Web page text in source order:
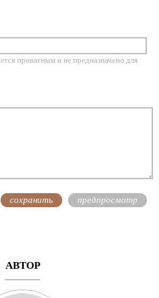
приватным и не предназначено для
АВТОР